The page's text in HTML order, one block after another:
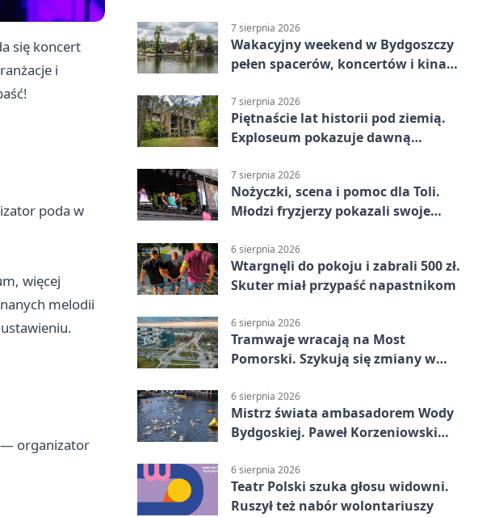
się koncert
i
poda w
więcej
melodii
— organizator
7 sierpnia 2026
Wakacyjny weekend w Bydgoszczy
pełen spacerów, koncertów i kina
7 sierpnia 2026
Piętnaście lat historii pod ziemią.
Exploseum pokazuje dawną
7 sierpnia 2026
Nożyczki, scena i pomoc dla Toli.
Młodzi fryzjerzy pokazali swoje
6 sierpnia 2026
Wtargnęli do pokoju i zabrali 500 zł.
Skuter miał przypaść napastnikom
6 sierpnia 2026
Tramwaje wracają na Most
Pomorski. Szykują się zmiany w
6 sierpnia 2026
Mistrz świata ambasadorem Wody
Bydgoskiej. Paweł Korzeniowski
6 sierpnia 2026
Teatr Polski szuka głosu widowni.
Ruszył też nabór wolontariuszy